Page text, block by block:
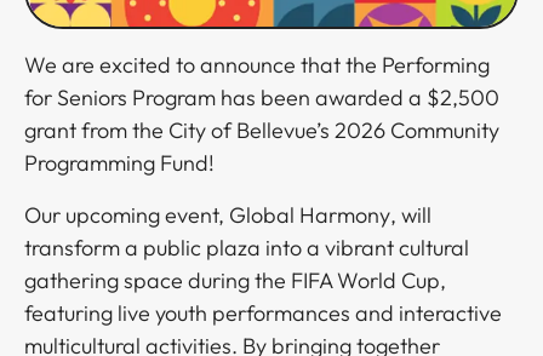
We are excited to announce that the Performing
for Seniors Program has been awarded a $2,500
grant from the City of Bellevue’s 2026 Community
Programming Fund!​​​​‌ ‍ ​‍​‍‌‍ ‌ ​‍‌‍‍‌‌‍‌ ‌‍‍‌‌‍ ‍​‍​‍​ ‍‍​‍​‍‌ ​ ‌‍​‌‌‍ ‍‌‍‍‌‌ ‌​‌ ‍‌​‍ ‍‌‍‍‌‌‍ ​‍​‍​‍ ​​‍​‍‌‍‍​‌ ​‍‌‍‌‌‌‍‌‍​‍​‍​ ‍‍​‍​‍‌‍‍​‌ ‌​‌ ‌​‌ ​​​ ‍‍​‍ ​‍ ‌‍ ​‌‍ ‌‍​ ‌‍​‌‌‍ ​‌‍‍​‌‍ ‌ ​ ‌ ‌​​ ‍‍​ ​ ​ ​ ​ ​ ​ ​ ​‍ ‌‍‍‌‌‍ ‍‌ ‌​‌‍‌‌‌‍ ‍‌ ‌​​‍ ‌‍‌‌‌‍‌​‌‍‍‌‌ ‌​​‍ ‌‍ ‌‌‍ ‌‍‌​‌‍‌‌​ ‌‌ ​​‌ ​‍‌‍‌‌‌ ​ ‌‍‌‌‌‍ ‍‌ ‌​‌‍​‌‌ ‌​‌‍‍‌‌‍ ‌‍ ‍​ ‍ ‌‍‍‌‌‍‌​​ ‌​ ​​​ ​​‌‍‌​‌‍‌‌‌‍‌​‌‍​‌‌‍‌‍‌‍​‌​‍ ‌​ ‌​‌‍​‍​ ‌‍​ ​ ​‍ ‌​ ‌​‌‍​ ​ ‌‌‌‍‌​​‍ ‌​ ‍​​ ‌‌​ ‌‍​ ​‌​‍ ‌‌‍​‍​ ‌ ‌‍‌​‌‍​ ‌‍‌‌​ ​ ​ ‌‌​ ‌ ​ ‌‌‌‍​‌‌‍​‍‌‍‌​​ ‍ ‌ ‌​‌ ‍‌‌ ​​‌‍‌‌​ ‌‌‍ ‍‌‍‌‌‌ ‌ ‌ ​ ‌‍ ​‌‍‌‌‌ ‌​‌ ‌​‌‍‌‌‌ ​‍​ ‍ ‌ ​​‌‍​‌‌ ‌​‌‍‍​​ ‌‌‍​‍‌‍ ‌‍‌​‌ ‍‌​‍‌‌​ ‌‌‌​​‍‌‌ ‌‍‍ ‌‍‌‌‌ ‍‌​‍‌‌​ ​ ‌​‌​​‍‌‌​ ​ ‌​‌​​‍‌‌​ ​‍​ ​‍​ ‍​‌‍​‍‌‍‌​​ ‍​‌‍​‍​ ‌ ​ ‌​​ ​ ‌‍​‍​ ‍​​ ‌‌‌‍​ ​‍‌‌​ ​‍​ ​‍​‍‌‌​ ‌‌‌​‌​​‍ ‍‌‍​ ‌‍‍​‌‍‍‌‌‍ ​‌‍‌​‌ ​‍‌‍‌‌‌‍ ‍​‍‌‌​ ‌‌‌​​‍‌‌ ‌‍‍ ‌‍‌‌‌ ‍‌​‍‌‌​ ​ ‌​‌​​‍‌‌​ ​ ‌​‌​​‍‌‌​ ​‍​ ​‍​ ‌​‌‍‌​​ ‌‌‌‍​‌‌‍‌‍‌‍‌‍‌‍​‌​ ‌ ‌‍‌​‌‍​‌‌‍​‍​ ‌ ​‍‌‌​ ​‍​ ​‍​‍‌‌​ ‌‌‌​‌​​‍ ‍‌ ‌​‌‍‌‌‌ ‍​‌ ‌​​ ‌‍​‍‌‍​‌‌ ​ ‌‍‌‌‌‌‌‌‌ ​‍‌‍ ​​ ‌‌‍‍​‌ ‌​‌ ‌​‌ ​​​‍‌‌​ ​ ‌​​‌​‍‌‌​ ​‍‌​‌‍​‍‌‌​ ​‍‌​‌‍‌‍ ​‌‍ ‌‍​ ‌‍​‌‌‍ ​‌‍‍​‌‍ ‌ ​ ‌ ‌​​‍‌‌​ ​ ‌​​‌​ ​ ​ ​ ​ ​ ​ ​ ​‍‌‍‌‍‍‌‌‍‌​​ ‌​ ​​​ ​​‌‍‌​‌‍‌‌‌‍‌​‌‍​‌‌‍‌‍‌‍​‌​‍ ‌​ ‌​‌‍​‍​ ‌‍​ ​ ​‍ ‌​ ‌​‌‍​ ​ ‌‌‌‍‌​​‍ ‌​ ‍​​ ‌‌​ ‌‍​ ​‌​‍ ‌‌‍​‍​ ‌ ‌‍‌​‌‍​ ‌‍‌‌​ ​ ​ ‌‌​ ‌ ​ ‌‌‌‍​‌‌‍​‍‌‍‌​​‍‌‍‌ ‌​‌ ‍‌‌ ​​‌‍‌‌​ ‌‌‍ ‍‌‍‌‌‌ ‌ ‌ ​ ‌‍ ​‌‍‌‌‌ ‌​‌ ‌​‌‍‌‌‌ ​‍​‍‌‍‌ ​​‌‍​‌‌ ‌​‌‍‍​​ ‌‌‍​‍‌‍ ‌‍‌​‌ ‍‌​‍‌‌​ ‌‌‌​​‍‌‌ ‌‍‍ ‌‍‌‌‌ ‍‌​‍‌‌​ ​ ‌​‌​​‍‌‌​ ​ ‌​‌​​‍‌‌​ ​‍​ ​‍​ ‍​‌‍​‍‌‍‌​​ ‍​‌‍​‍​ ‌ ​ ‌​​ ​ ‌‍​‍​ ‍​​ ‌‌‌‍​ ​‍‌‌​ ​‍​ ​‍​‍‌‌​ ‌‌‌​‌​​‍ ‍‌‍​ ‌‍‍​‌‍‍‌‌‍ ​‌‍‌​‌ ​‍‌‍‌‌‌‍ ‍​‍‌‌​ ‌‌‌​​‍‌‌ ‌‍‍ ‌‍‌‌‌ ‍‌​‍‌‌​ ​ ‌​‌​​‍‌‌​ ​ ‌​‌​​‍‌‌​ ​‍​ ​‍​ ‌​‌‍‌​​ ‌‌‌‍​‌‌‍‌‍‌‍‌‍‌‍​‌​ ‌ ‌‍‌​‌‍​‌‌‍​‍​ ‌ ​‍‌‌​ ​‍​ ​‍​‍‌‌​ ‌‌‌​‌​​‍ ‍‌ ‌​‌‍‌‌‌ ‍​‌ ‌​​‍​‍‌ ‌
Our upcoming event, ​​​​‌ ‍ ​‍​‍‌‍ ‌ ​‍‌‍‍‌‌‍‌ ‌‍‍‌‌‍ ‍​‍​‍​ ‍‍​‍​‍‌ ​ ‌‍​‌‌‍ ‍‌‍‍‌‌ ‌​‌ ‍‌​‍ ‍‌‍‍‌‌‍ ​‍​‍​‍ ​​‍​‍‌‍‍​‌ ​‍‌‍‌‌‌‍‌‍​‍​‍​ ‍‍​‍​‍‌‍‍​‌ ‌​‌ ‌​‌ ​​​ ‍‍​‍ ​‍ ‌‍ ​‌‍ ‌‍​ ‌‍​‌‌‍ ​‌‍‍​‌‍ ‌ ​ ‌ ‌​​ ‍‍​ ​ ​ ​ ​ ​ ​ ​ ​‍ ‌‍‍‌‌‍ ‍‌ ‌​‌‍‌‌‌‍ ‍‌ ‌​​‍ ‌‍‌‌‌‍‌​‌‍‍‌‌ ‌​​‍ ‌‍ ‌‌‍ ‌‍‌​‌‍‌‌​ ‌‌ ​​‌ ​‍‌‍‌‌‌ ​ ‌‍‌‌‌‍ ‍‌ ‌​‌‍​‌‌ ‌​‌‍‍‌‌‍ ‌‍ ‍​ ‍ ‌‍‍‌‌‍‌​​ ‌​ ​​​ ​​‌‍‌​‌‍‌‌‌‍‌​‌‍​‌‌‍‌‍‌‍​‌​‍ ‌​ ‌​‌‍​‍​ ‌‍​ ​ ​‍ ‌​ ‌​‌‍​ ​ ‌‌‌‍‌​​‍ ‌​ ‍​​ ‌‌​ ‌‍​ ​‌​‍ ‌‌‍​‍​ ‌ ‌‍‌​‌‍​ ‌‍‌‌​ ​ ​ ‌‌​ ‌ ​ ‌‌‌‍​‌‌‍​‍‌‍‌​​ ‍ ‌ ‌​‌ ‍‌‌ ​​‌‍‌‌​ ‌‌‍ ‍‌‍‌‌‌ ‌ ‌ ​ ‌‍ ​‌‍‌‌‌ ‌​‌ ‌​‌‍‌‌‌ ​‍​ ‍ ‌ ​​‌‍​‌‌ ‌​‌‍‍​​ ‌‌‍​‍‌‍ ‌‍‌​‌ ‍‌​‍‌‌​ ‌‌‌​​‍‌‌ ‌‍‍ ‌‍‌‌‌ ‍‌​‍‌‌​ ​ ‌​‌​​‍‌‌​ ​ ‌​‌​​‍‌‌​ ​‍​ ​‍​ ​ ‌‍​‌‌‍​ ​ ‌‌​ ‍​​ ‍​‌‍‌​​ ​ ​ ​​​ ‍​​ ‌‌‌‍​‌​‍‌‌​ ​‍​ ​‍​‍‌‌​ ‌‌‌​‌​​‍ ‍‌‍​ ‌‍‍​‌‍‍‌‌‍ ​‌‍‌​‌ ​‍‌‍‌‌‌‍ ‍​‍‌‌​ ‌‌‌​​‍‌‌ ‌‍‍ ‌‍‌‌‌ ‍‌​‍‌‌​ ​ ‌​‌​​‍‌‌​ ​ ‌​‌​​‍‌‌​ ​‍​ ​‍​ ‌​​ ‌‌‌‍​‌​ ‍​‌‍​‍‌‍‌‍​ ‌‌‌‍​‌‌‍​ ‌‍‌​‌‍​‍​ ​‍​‍‌‌​ ​‍​ ​‍​‍‌‌​ ‌‌‌​‌​​‍ ‍‌ ‌​‌‍‌‌‌ ‍​‌ ‌​​ ‌‍​‍‌‍​‌‌ ​ ‌‍‌‌‌‌‌‌‌ ​‍‌‍ ​​ ‌‌‍‍​‌ ‌​‌ ‌​‌ ​​​‍‌‌​ ​ ‌​​‌​‍‌‌​ ​‍‌​‌‍​‍‌‌​ ​‍‌​‌‍‌‍ ​‌‍ ‌‍​ ‌‍​‌‌‍ ​‌‍‍​‌‍ ‌ ​ ‌ ‌​​‍‌‌​ ​ ‌​​‌​ ​ ​ ​ ​ ​ ​ ​ ​‍‌‍‌‍‍‌‌‍‌​​ ‌​ ​​​ ​​‌‍‌​‌‍‌‌‌‍‌​‌‍​‌‌‍‌‍‌‍​‌​‍ ‌​ ‌​‌‍​‍​ ‌‍​ ​ ​‍ ‌​ ‌​‌‍​ ​ ‌‌‌‍‌​​‍ ‌​ ‍​​ ‌‌​ ‌‍​ ​‌​‍ ‌‌‍​‍​ ‌ ‌‍‌​‌‍​ ‌‍‌‌​ ​ ​ ‌‌​ ‌ ​ ‌‌‌‍​‌‌‍​‍‌‍‌​​‍‌‍‌ ‌​‌ ‍‌‌ ​​‌‍‌‌​ ‌‌‍ ‍‌‍‌‌‌ ‌ ‌ ​ ‌‍ ​‌‍‌‌‌ ‌​‌ ‌​‌‍‌‌‌ ​‍​‍‌‍‌ ​​‌‍​‌‌ ‌​‌‍‍​​ ‌‌‍​‍‌‍ ‌‍‌​‌ ‍‌​‍‌‌​ ‌‌‌​​‍‌‌ ‌‍‍ ‌‍‌‌‌ ‍‌​‍‌‌​ ​ ‌​‌​​‍‌‌​ ​ ‌​‌​​‍‌‌​ ​‍​ ​‍​ ​ ‌‍​‌‌‍​ ​ ‌‌​ ‍​​ ‍​‌‍‌​​ ​ ​ ​​​ ‍​​ ‌‌‌‍​‌​‍‌‌​ ​‍​ ​‍​‍‌‌​ ‌‌‌​‌​​‍ ‍‌‍​ ‌‍‍​‌‍‍‌‌‍ ​‌‍‌​‌ ​‍‌‍‌‌‌‍ ‍​‍‌‌​ ‌‌‌​​‍‌‌ ‌‍‍ ‌‍‌‌‌ ‍‌​‍‌‌​ ​ ‌​‌​​‍‌‌​ ​ ‌​‌​​‍‌‌​ ​‍​ ​‍​ ‌​​ ‌‌‌‍​‌​ ‍​‌‍​‍‌‍‌‍​ ‌‌‌‍​‌‌‍​ ‌‍‌​‌‍​‍​ ​‍​‍‌‌​ ​‍​ ​‍​‍‌‌​ ‌‌‌​‌​​‍ ‍‌ ‌​‌‍‌‌‌ ‍​‌ ‌​​‍​‍‌ ‌ Global Harmony​​​​‌ ‍ ​‍​‍‌‍ ‌ ​‍‌‍‍‌‌‍‌ ‌‍‍‌‌‍ ‍​‍​‍​ ‍‍​‍​‍‌ ​ ‌‍​‌‌‍ ‍‌‍‍‌‌ ‌​‌ ‍‌​‍ ‍‌‍‍‌‌‍ ​‍​‍​‍ ​​‍​‍‌‍‍​‌ ​‍‌‍‌‌‌‍‌‍​‍​‍​ ‍‍​‍​‍‌‍‍​‌ ‌​‌ ‌​‌ ​​​ ‍‍​‍ ​‍ ‌‍ ​‌‍ ‌‍​ ‌‍​‌‌‍ ​‌‍‍​‌‍ ‌ ​ ‌ ‌​​ ‍‍​ ​ ​ ​ ​ ​ ​ ​ ​‍ ‌‍‍‌‌‍ ‍‌ ‌​‌‍‌‌‌‍ ‍‌ ‌​​‍ ‌‍‌‌‌‍‌​‌‍‍‌‌ ‌​​‍ ‌‍ ‌‌‍ ‌‍‌​‌‍‌‌​ ‌‌ ​​‌ ​‍‌‍‌‌‌ ​ ‌‍‌‌‌‍ ‍‌ ‌​‌‍​‌‌ ‌​‌‍‍‌‌‍ ‌‍ ‍​ ‍ ‌‍‍‌‌‍‌​​ ‌​ ​​​ ​​‌‍‌​‌‍‌‌‌‍‌​‌‍​‌‌‍‌‍‌‍​‌​‍ ‌​ ‌​‌‍​‍​ ‌‍​ ​ ​‍ ‌​ ‌​‌‍​ ​ ‌‌‌‍‌​​‍ ‌​ ‍​​ ‌‌​ ‌‍​ ​‌​‍ ‌‌‍​‍​ ‌ ‌‍‌​‌‍​ ‌‍‌‌​ ​ ​ ‌‌​ ‌ ​ ‌‌‌‍​‌‌‍​‍‌‍‌​​ ‍ ‌ ‌​‌ ‍‌‌ ​​‌‍‌‌​ ‌‌‍ ‍‌‍‌‌‌ ‌ ‌ ​ ‌‍ ​‌‍‌‌‌ ‌​‌ ‌​‌‍‌‌‌ ​‍​ ‍ ‌ ​​‌‍​‌‌ ‌​‌‍‍​​ ‌‌‍​‍‌‍ ‌‍‌​‌ ‍‌​‍‌‌​ ‌‌‌​​‍‌‌ ‌‍‍ ‌‍‌‌‌ ‍‌​‍‌‌​ ​ ‌​‌​​‍‌‌​ ​ ‌​‌​​‍‌‌​ ​‍​ ​‍​ ​ ‌‍​‌‌‍​ ​ ‌‌​ ‍​​ ‍​‌‍‌​​ ​ ​ ​​​ ‍​​ ‌‌‌‍​‌​‍‌‌​ ​‍​ ​‍​‍‌‌​ ‌‌‌​‌​​‍ ‍‌‍​ ‌‍‍​‌‍‍‌‌‍ ​‌‍‌​‌ ​‍‌‍‌‌‌‍ ‍​‍‌‌​ ‌‌‌​​‍‌‌ ‌‍‍ ‌‍‌‌‌ ‍‌​‍‌‌​ ​ ‌​‌​​‍‌‌​ ​ ‌​‌​​‍‌‌​ ​‍​ ​‍​ ​​‌‍​‌‌‍​‌‌‍‌​​ ‍‌​ ​‌​ ​‍​ ​‌​ ‌ ​ ‌ ​ ‌ ​ ‌​​‍‌‌​ ​‍​ ​‍​‍‌‌​ ‌‌‌​‌​​‍ ‍‌ ‌​‌‍‌‌‌ ‍​‌ ‌​​ ‌‍​‍‌‍​‌‌ ​ ‌‍‌‌‌‌‌‌‌ ​‍‌‍ ​​ ‌‌‍‍​‌ ‌​‌ ‌​‌ ​​​‍‌‌​ ​ ‌​​‌​‍‌‌​ ​‍‌​‌‍​‍‌‌​ ​‍‌​‌‍‌‍ ​‌‍ ‌‍​ ‌‍​‌‌‍ ​‌‍‍​‌‍ ‌ ​ ‌ ‌​​‍‌‌​ ​ ‌​​‌​ ​ ​ ​ ​ ​ ​ ​ ​‍‌‍‌‍‍‌‌‍‌​​ ‌​ ​​​ ​​‌‍‌​‌‍‌‌‌‍‌​‌‍​‌‌‍‌‍‌‍​‌​‍ ‌​ ‌​‌‍​‍​ ‌‍​ ​ ​‍ ‌​ ‌​‌‍​ ​ ‌‌‌‍‌​​‍ ‌​ ‍​​ ‌‌​ ‌‍​ ​‌​‍ ‌‌‍​‍​ ‌ ‌‍‌​‌‍​ ‌‍‌‌​ ​ ​ ‌‌​ ‌ ​ ‌‌‌‍​‌‌‍​‍‌‍‌​​‍‌‍‌ ‌​‌ ‍‌‌ ​​‌‍‌‌​ ‌‌‍ ‍‌‍‌‌‌ ‌ ‌ ​ ‌‍ ​‌‍‌‌‌ ‌​‌ ‌​‌‍‌‌‌ ​‍​‍‌‍‌ ​​‌‍​‌‌ ‌​‌‍‍​​ ‌‌‍​‍‌‍ ‌‍‌​‌ ‍‌​‍‌‌​ ‌‌‌​​‍‌‌ ‌‍‍ ‌‍‌‌‌ ‍‌​‍‌‌​ ​ ‌​‌​​‍‌‌​ ​ ‌​‌​​‍‌‌​ ​‍​ ​‍​ ​ ‌‍​‌‌‍​ ​ ‌‌​ ‍​​ ‍​‌‍‌​​ ​ ​ ​​​ ‍​​ ‌‌‌‍​‌​‍‌‌​ ​‍​ ​‍​‍‌‌​ ‌‌‌​‌​​‍ ‍‌‍​ ‌‍‍​‌‍‍‌‌‍ ​‌‍‌​‌ ​‍‌‍‌‌‌‍ ‍​‍‌‌​ ‌‌‌​​‍‌‌ ‌‍‍ ‌‍‌‌‌ ‍‌​‍‌‌​ ​ ‌​‌​​‍‌‌​ ​ ‌​‌​​‍‌‌​ ​‍​ ​‍​ ​​‌‍​‌‌‍​‌‌‍‌​​ ‍‌​ ​‌​ ​‍​ ​‌​ ‌ ​ ‌ ​ ‌ ​ ‌​​‍‌‌​ ​‍​ ​‍​‍‌‌​ ‌‌‌​‌​​‍ ‍‌ ‌​‌‍‌‌‌ ‍​‌ ‌​​‍​‍‌ ‌, will
transform a public plaza into a vibrant cultural
gathering space during the FIFA World Cup,
featuring live youth performances and interactive
multicultural activities. By bringing together